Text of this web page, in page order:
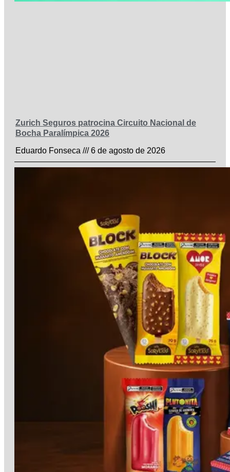
Zurich Seguros patrocina Circuito Nacional de
Bocha Paralímpica 2026
Eduardo Fonseca
6 de agosto de 2026